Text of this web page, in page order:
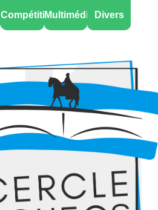
CompétitionsMultimédia Divers